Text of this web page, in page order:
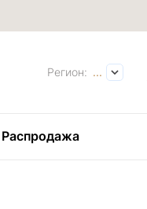
Регион: ...
Распродажа